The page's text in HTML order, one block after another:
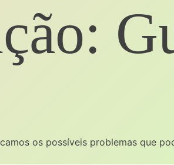
os possíveis problemas que